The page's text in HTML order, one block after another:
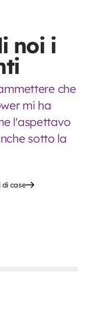
noi i
che
mi ha
l'aspettavo
sotto la
case